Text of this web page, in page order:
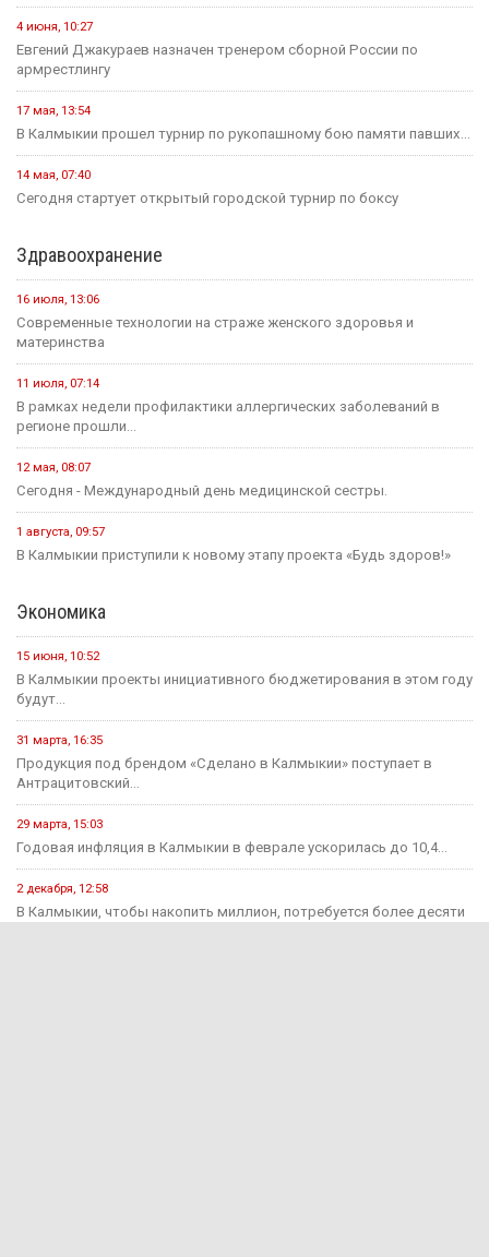
4 июня, 10:27
Евгений Джакураев назначен тренером сборной России по
армрестлингу
17 мая, 13:54
В Калмыкии прошел турнир по рукопашному бою памяти павших...
14 мая, 07:40
Сегодня стартует открытый городской турнир по боксу
Здравоохранение
16 июля, 13:06
Современные технологии на страже женского здоровья и
материнства
11 июля, 07:14
В рамках недели профилактики аллергических заболеваний в
регионе прошли...
12 мая, 08:07
Сегодня - Международный день медицинской сестры.
1 августа, 09:57
В Калмыкии приступили к новому этапу проекта «Будь здоров!»
Экономика
15 июня, 10:52
В Калмыкии проекты инициативного бюджетирования в этом году
будут...
31 марта, 16:35
Продукция под брендом «Сделано в Калмыкии» поступает в
Антрацитовский...
29 марта, 15:03
Годовая инфляция в Калмыкии в феврале ускорилась до 10,4...
2 декабря, 12:58
В Калмыкии, чтобы накопить миллион, потребуется более десяти